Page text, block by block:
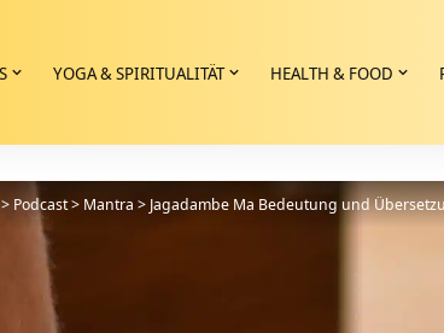
YOGA & SPIRITUALITÄT HEALTH & FOOD
> Podcast> Mantra > Jagadambe Ma Bedeutung und